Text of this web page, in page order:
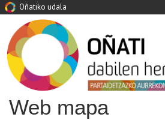
Oñatiko udala
Web mapa